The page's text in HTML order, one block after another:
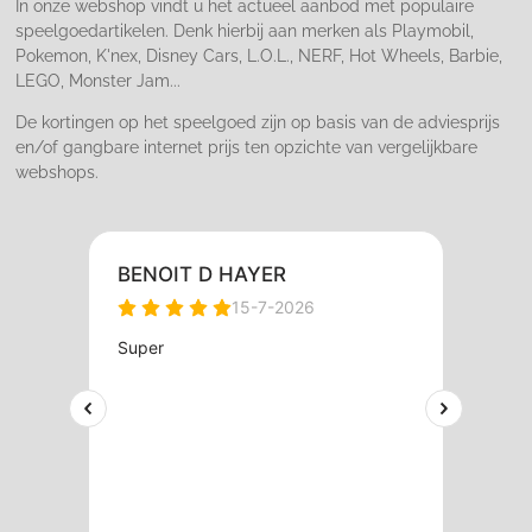
In onze webshop vindt u het actueel aanbod met populaire
speelgoedartikelen. Denk hierbij aan merken als Playmobil,
Pokemon, K'nex, Disney Cars, L.O.L., NERF, Hot Wheels, Barbie,
LEGO, Monster Jam...
De kortingen op het speelgoed zijn op basis van de adviesprijs
en/of gangbare internet prijs ten opzichte van vergelijkbare
webshops.